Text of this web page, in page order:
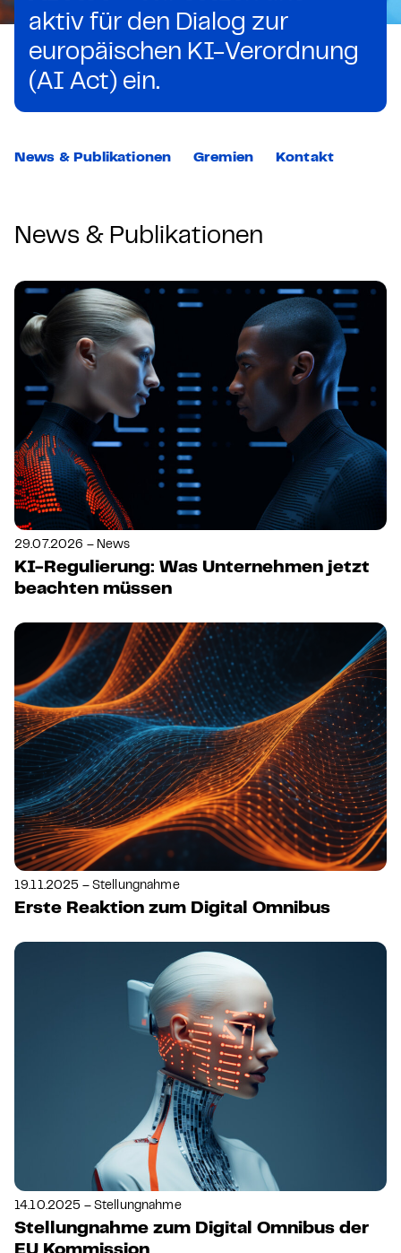
aktiv für den Dialog zur
europäischen KI-Verordnung
(AI Act) ein.
News & Publikationen Gremien Kontakt
News & Publikationen
29.07.2026 – News
KI-Regulierung: Was Unternehmen jetzt
beachten müssen
19.11.2025 – Stellungnahme
Erste Reaktion zum Digital Omnibus
14.10.2025 – Stellungnahme
Stellungnahme zum Digital Omnibus der